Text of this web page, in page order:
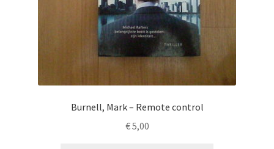
Burnell, Mark – Remote control
€5,00